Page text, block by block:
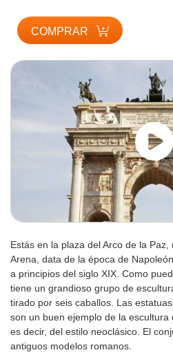
COMPRAR
Estás en la plaza del Arco de la
Arena, data de la época de
a principios del siglo XIX. Como
tiene un grandioso grupo de
tirado por seis caballos. Las
son un buen ejemplo de la escultura
es decir, del estilo neoclásico. El
antiguos modelos romanos.